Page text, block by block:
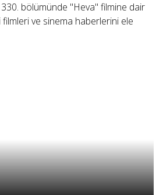
330. bölümünde "Heva" filmine dair
ve sinema haberlerini ele